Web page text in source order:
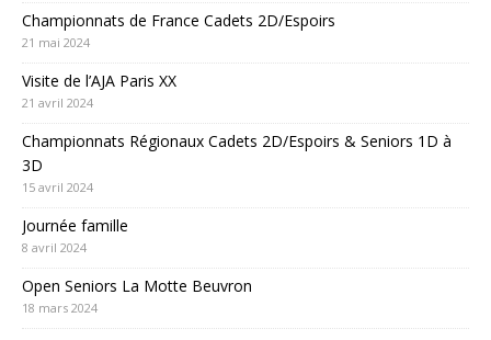
Championnats de France Cadets 2D/Espoirs
21 mai 2024
Visite de l’AJA Paris XX
21 avril 2024
Championnats Régionaux Cadets 2D/Espoirs & Seniors 1D à
3D
15 avril 2024
Journée famille
8 avril 2024
Open Seniors La Motte Beuvron
18 mars 2024